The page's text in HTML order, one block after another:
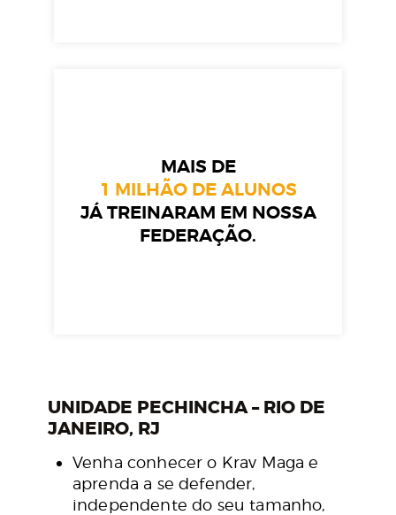
MAIS DE
1 MILHÃO DE ALUNOS
JÁ TREINARAM EM NOSSA
FEDERAÇÃO.
UNIDADE PECHINCHA – RIO DE
JANEIRO, RJ
Venha conhecer o Krav Maga e
aprenda a se defender,
independente do seu tamanho,